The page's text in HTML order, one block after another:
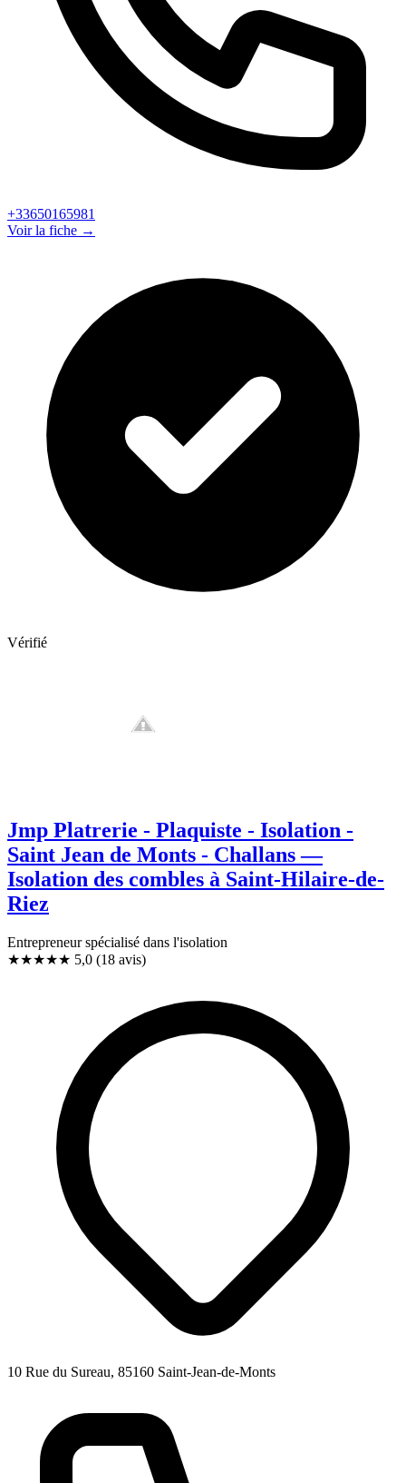
+33650165981
Voir la fiche →
Vérifié
Jmp Platrerie - Plaquiste - Isolation -
Saint Jean de Monts - Challans —
Isolation des combles à Saint-Hilaire-de-
Riez
Entrepreneur spécialisé dans l'isolation
★★★★★ 5,0 (18 avis)
10 Rue du Sureau, 85160 Saint-Jean-de-Monts